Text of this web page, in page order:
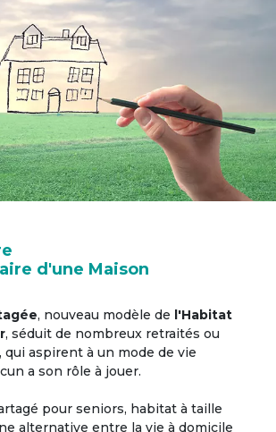
d'une Maison
, nouveau modèle de l'Habitat
, séduit de nombreux retraités ou
aspirent à un mode de vie
a son rôle à jouer.
pour seniors, habitat à taille
alternative entre la vie à domicile